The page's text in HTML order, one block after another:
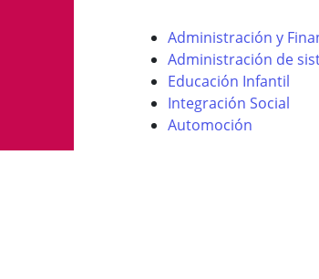
Administración y
Administración de
Educación Infantil
Integración Social
Automoción